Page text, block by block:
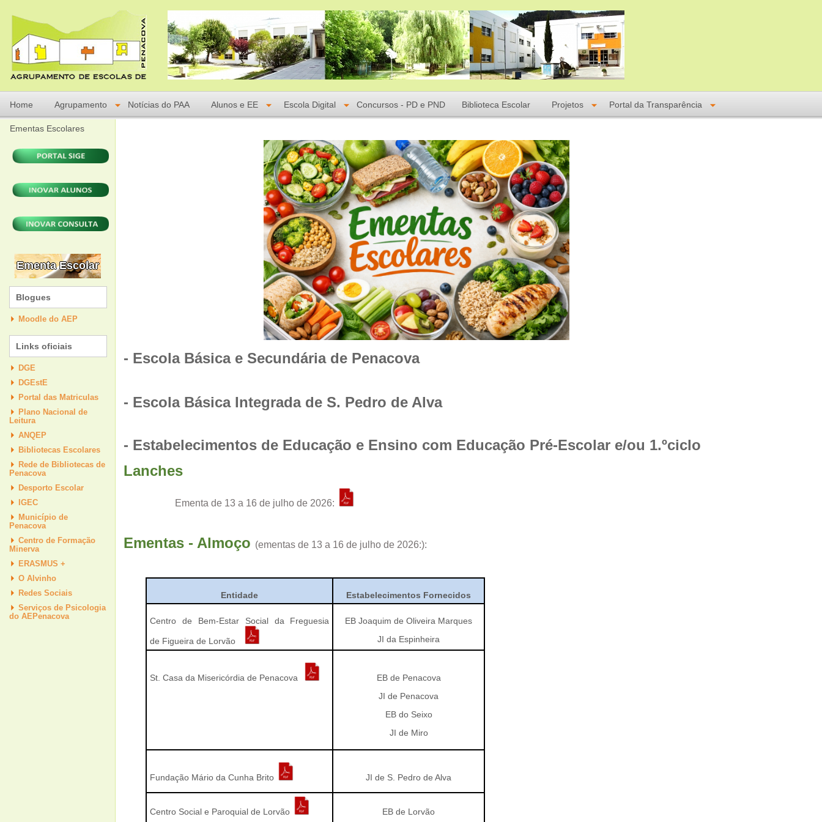
Home Agrupamento Notícias do PAA Alunos e EE Escola Digital Concursos - PD e PND Biblioteca Escolar Projetos Portal da Transparência
Ementas Escolares
Ementa Escolar
Blogues
Moodle do AEP
Links oficiais
DGE
DGEstE
Portal das Matriculas
Plano Nacional de
Leitura
ANQEP
Bibliotecas Escolares
Rede de Bibliotecas de
Penacova
Desporto Escolar
IGEC
Município de
Penacova
Centro de Formação
Minerva
ERASMUS +
O Alvinho
Redes Sociais
Serviços de Psicologia
do AEPenacova
- Escola Básica e Secundária de Penacova
- Escola Básica Integrada de S. Pedro de Alva
- Estabelecimentos de Educação e Ensino com Educação Pré-Escolar e/ou 1.ºciclo
Lanches
Ementa de 13 a 16 de julho de2026:
Ementas - Almoço (ementas de 13 a 16 de julho de2026:):
Entidade Estabelecimentos Fornecidos
Centro de Bem-Estar Social da Freguesia
de Figueira de Lorvão
EB Joaquim de Oliveira Marques
JI da Espinheira
St. Casa da Misericórdia de Penacova
EB de Penacova
JI de Penacova
EB do Seixo
JI de Miro
Fundação Mário da Cunha Brito JI de S. Pedro de Alva
Centro Social e Paroquial de Lorvão EB de Lorvão